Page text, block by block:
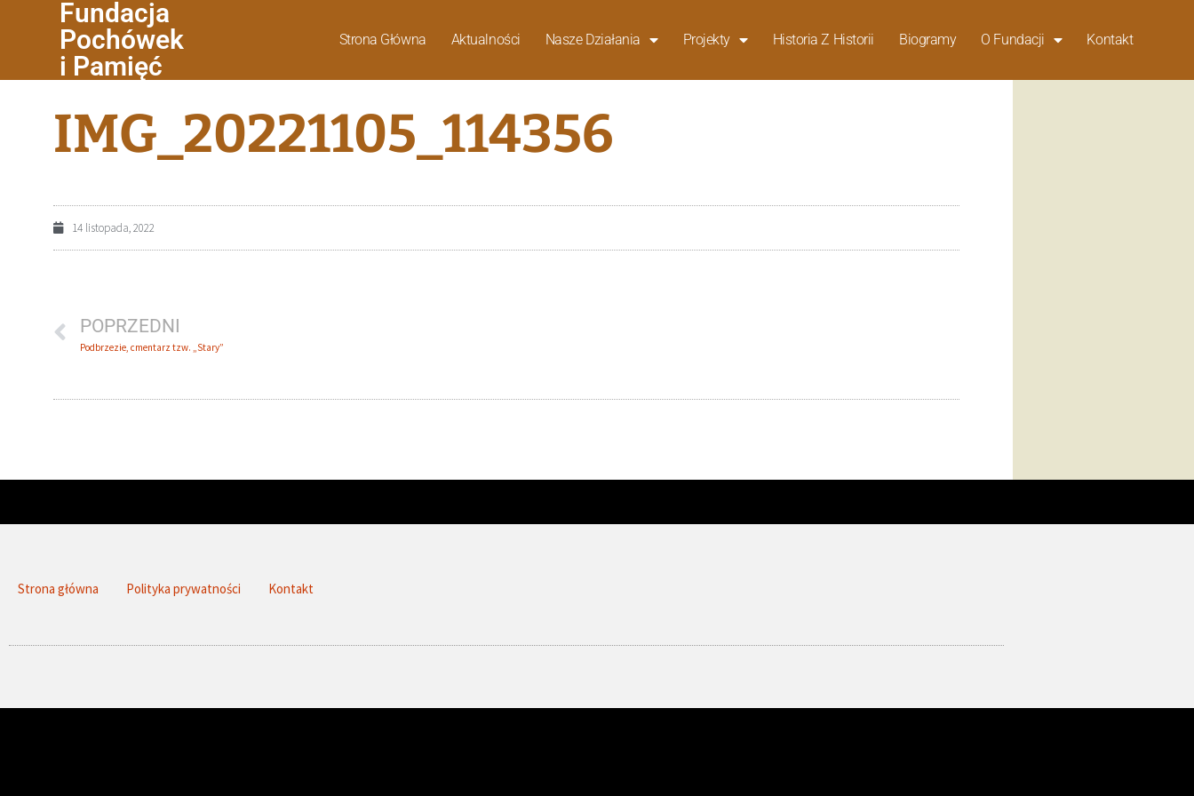
Fundacja
Pochówek
i Pamięć
Strona Główna Aktualności Nasze Działania Projekty Historia Z Historii Biogramy O Fundacji Kontakt
IMG_20221105_114356
14 listopada, 2022
POPRZEDNI
Podbrzezie, cmentarz tzw. „Stary”
Strona główna Polityka prywatności Kontakt